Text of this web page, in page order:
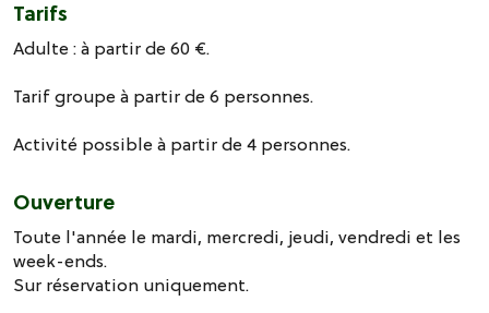
Tarifs
Adulte : à partir de 60 €.
Tarif groupe à partir de 6 personnes.
Activité possible à partir de 4 personnes.
Ouverture
Toute l'année le mardi, mercredi, jeudi, vendredi et les
week-ends.
Sur réservation uniquement.